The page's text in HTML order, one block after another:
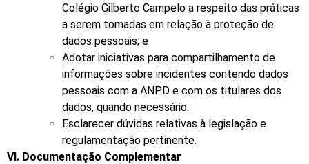
Colégio Gilberto Campelo a respeito das práticas
a serem tomadas em relação à proteção de
dados pessoais; e
Adotar iniciativas para compartilhamento de
informações sobre incidentes contendo dados
pessoais com a ANPD e com os titulares dos
dados, quando necessário.
Esclarecer dúvidas relativas à legislação e
regulamentação pertinente.
VI. Documentação Complementar